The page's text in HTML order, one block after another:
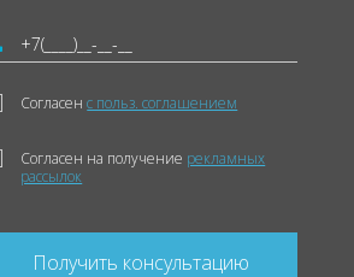
Согласенс польз. соглашением
Согласен на получение рекламных
рассылок
Получить консультацию